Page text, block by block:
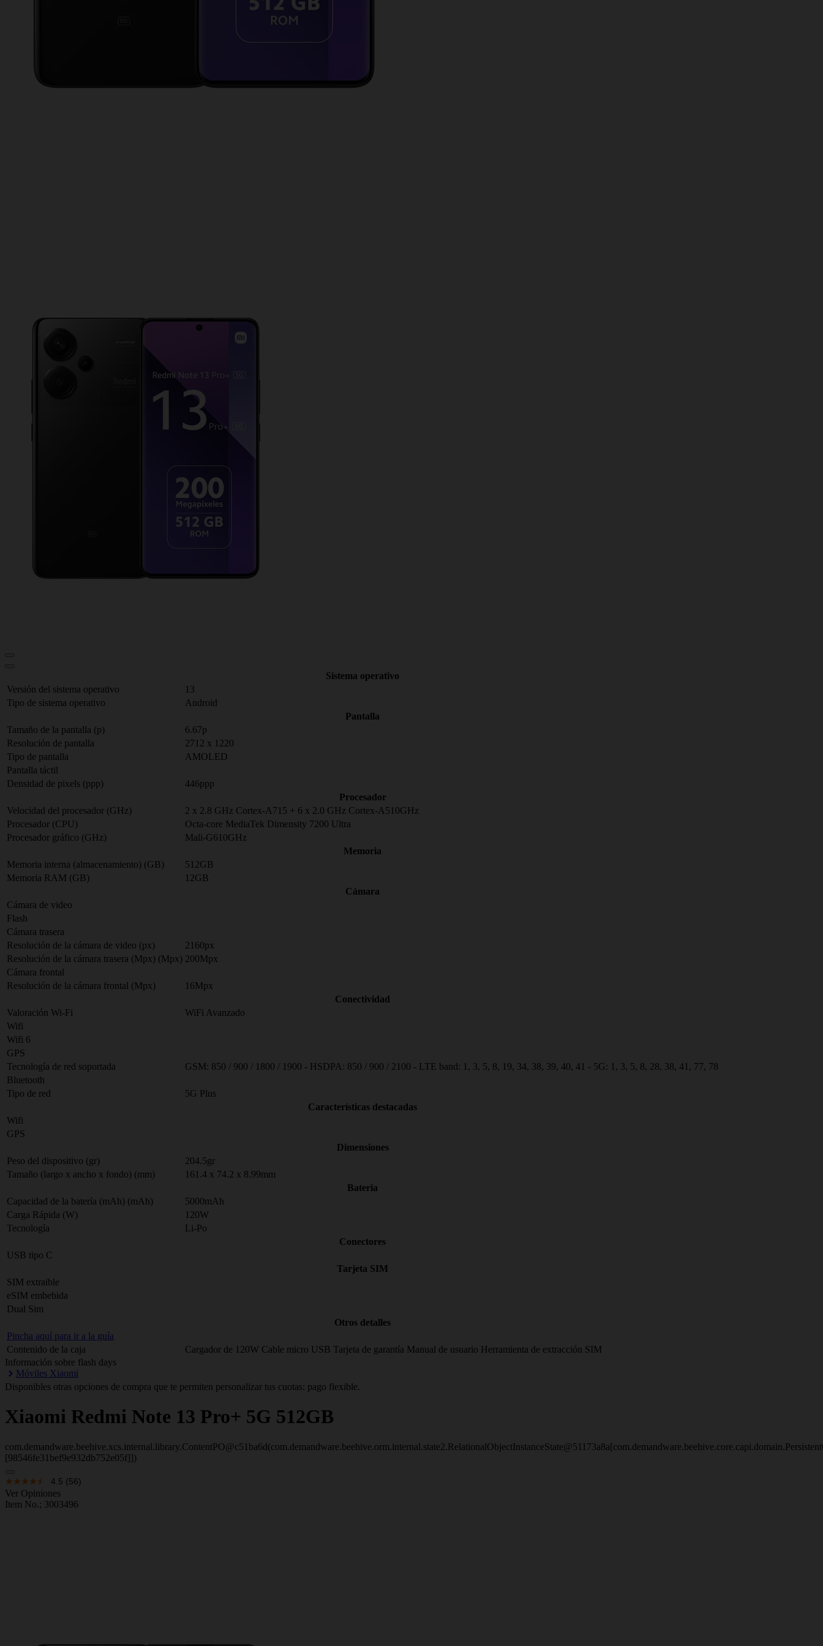
Sistema operativo
Versión del sistema operativo
13
Tipo de sistema operativo
Android
Pantalla
Tamaño de la pantalla (p)
6.67p
Resolución de pantalla
2712 x 1220
Tipo de pantalla
AMOLED
Pantalla táctil
Densidad de pixels (ppp)
446ppp
Procesador
Velocidad del procesador (GHz)
2 x 2.8 GHz Cortex-A715 + 6 x 2.0 GHz Cortex-A510GHz
Procesador (CPU)
Octa-core MediaTek Dimensity 7200 Ultra
Procesador gráfico (GHz)
Mali-G610GHz
Memoria
Memoria interna (almacenamiento) (GB)
512GB
Memoria RAM (GB)
12GB
Cámara
Cámara de video
Flash
Cámara trasera
Resolución de la cámara de video (px)
2160px
Resolución de la cámara trasera (Mpx) (Mpx) 200Mpx
Cámara frontal
Resolución de la cámara frontal (Mpx)
16Mpx
Conectividad
Valoración Wi-Fi
WiFi Avanzado
Wifi
Wifi 6
GPS
Tecnología de red soportada
GSM: 850 / 900 / 1800 / 1900 - HSDPA: 850 / 900 / 2100 - LTE band: 1, 3, 5, 8, 19, 34, 38, 39, 40, 41 - 5G: 1, 3, 5, 8, 28, 38, 41, 77, 78
Bluetooth
Tipo de red
5G Plus
Características destacadas
Wifi
GPS
Dimensiones
Peso del dispositivo (gr)
204.5gr
Tamaño (largo x ancho x fondo) (mm)
161.4 x 74.2 x 8.99mm
Bateria
Capacidad de la batería (mAh) (mAh)
5000mAh
Carga Rápida (W)
120W
Tecnología
Li-Po
Conectores
USB tipo C
Tarjeta SIM
SIM extraible
eSIM embebida
Dual Sim
Otros detalles
Pincha aquí para ir a la guía
Contenido de la caja
Cargador de 120W Cable micro USB Tarjeta de garantía Manual de usuario Herramienta de extracción SIM
Información sobre flash days
Móviles Xiaomi
Disponibles otras opciones de compra que te permiten personalizar tus cuotas: pago flexible.
Xiaomi Redmi Note 13 Pro+ 5G 512GB
[98546fe31bef9e932db752e05f]])
4.5 (56)
Ver Opiniones
Item No.; 3003496